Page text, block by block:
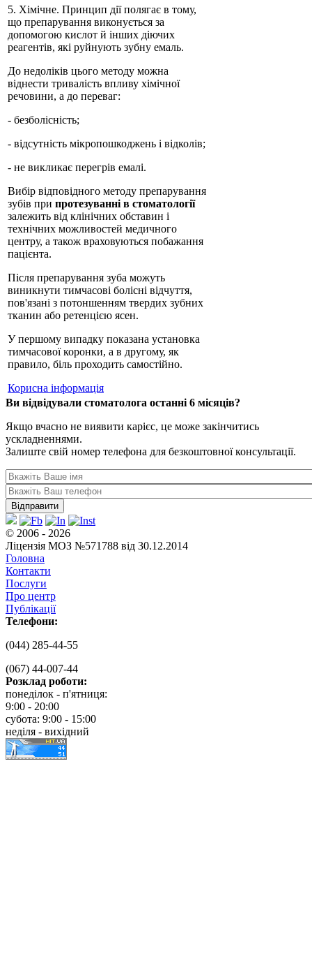
5. Хімічне. Принцип дії полягає в тому,
що препарування виконується за
допомогою кислот й інших діючих
реагентів, які руйнують зубну емаль.
До недоліків цього методу можна
віднести тривалість впливу хімічної
речовини, а до переваг:
- безболісність;
- відсутність мікропошкоджень і відколів;
- не викликає перегрів емалі.
Вибір відповідного методу препарування
зубів при протезуванні в стоматології
залежить від клінічних обставин і
технічних можливостей медичного
центру, а також враховуються побажання
пацієнта.
Після препарування зуба можуть
виникнути тимчасові болісні відчуття,
пов'язані з потоншенням твердих зубних
тканин або ретенцією ясен.
У першому випадку показана установка
тимчасової коронки, а в другому, як
правило, біль проходить самостійно.
Корисна інформація
Ви відвідували стоматолога останні 6 місяців?
Якщо вчасно не виявити карієс, це може закінчитись
ускладненнями.
Залиште свій номер телефона для безкоштовної консультації.
© 2006 - 2026
Ліцензія МОЗ №571788 від 30.12.2014
Головна
Контакти
Послуги
Про центр
Публікації
Телефони:
(044) 285-44-55
(067) 44-007-44
Розклад роботи:
понеділок - п'ятниця:
9:00 - 20:00
субота: 9:00 - 15:00
неділя - вихідний